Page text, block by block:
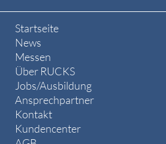
Startseite
News
Messen
Über RUCKS
Jobs/Ausbildung
Ansprechpartner
Kontakt
Kundencenter